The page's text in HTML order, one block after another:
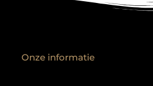
Onze informatie